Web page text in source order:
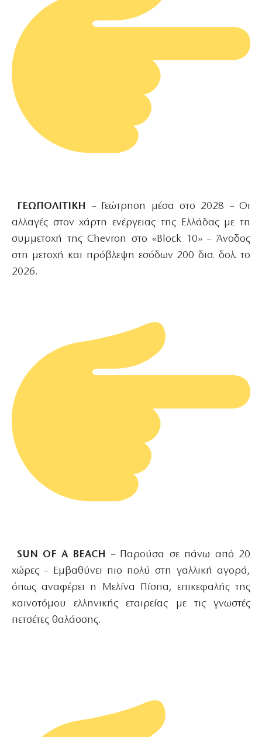
ΓΕΩΠΟΛΙΤΙΚΗ
– Γεώτρηση μέσα στο 2028 – Οι
αλλαγές στον χάρτη ενέργειας της Ελλάδας με τη
συμμετοχή της Chevron στο «Block 10» – Άνοδος
στη μετοχή και πρόβλεψη εσόδων 200 δισ. δολ. το
2026.
SUN OF A BEACH – Παρούσα σε πάνω από 20
χώρες – Eμβαθύνει πιο πολύ στη γαλλική αγορά,
όπως αναφέρει η Μελίνα Πίσπα, επικεφαλής της
καινοτόμου ελληνικής εταιρείας με τις γνωστές
πετσέτες θαλάσσης.